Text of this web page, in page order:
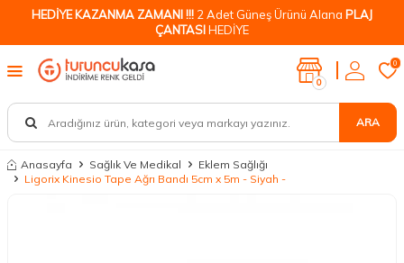
HEDİYE KAZANMA ZAMANI !!! 2 Adet Güneş Ürünü Alana PLAJ
ÇANTASIHEDİYE
ARA
0
0
Anasayfa Sağlık Ve Medikal
Eklem Sağlığı
Ligorix Kinesio Tape Ağrı Bandı 5cm x 5m - Siyah -